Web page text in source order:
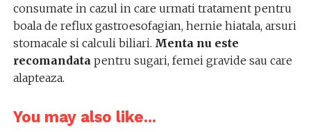
consumate in cazul in care urmati tratament pentru
boala de reflux gastroesofagian, hernie hiatala, arsuri
stomacale si calculi biliari. Menta nu este
recomandata pentru sugari, femei gravide sau care
alapteaza.
You may also like...